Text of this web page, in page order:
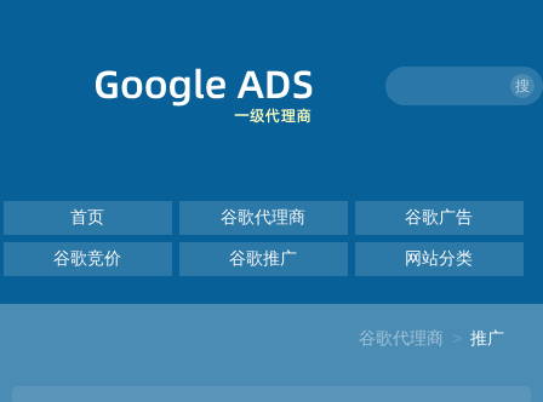
搜
首页 谷歌代理商 谷歌广告
谷歌竞价 谷歌推广 网站分类
谷歌代理商 > 推广